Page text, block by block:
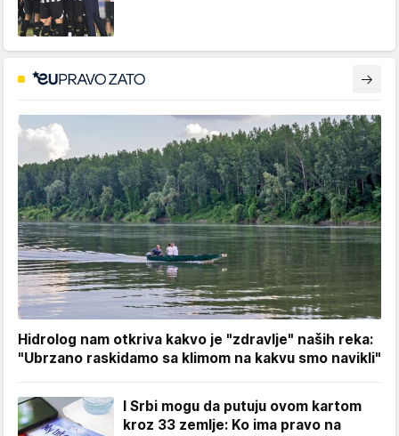
Hidrolog nam otkriva kakvo je "zdravlje" naših reka:
"Ubrzano raskidamo sa klimom na kakvu smo navikli"
I Srbi mogu da putuju ovom kartom
kroz 33 zemlje: Ko ima pravo na